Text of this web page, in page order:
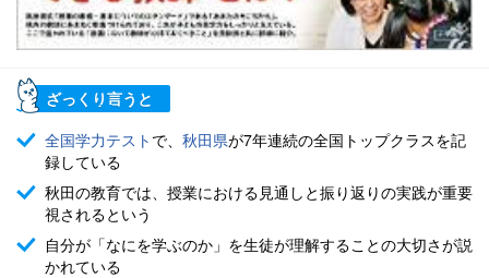
ざっくり言うと
全国学力テスト で、 秋田県が7年連続の全国トップクラスを記
録している
秋田の教育では、授業における見通しと振り返りの実践が重要
視されるという
自分が「なにを学ぶのか」を生徒が理解することの大切さが説
かれている